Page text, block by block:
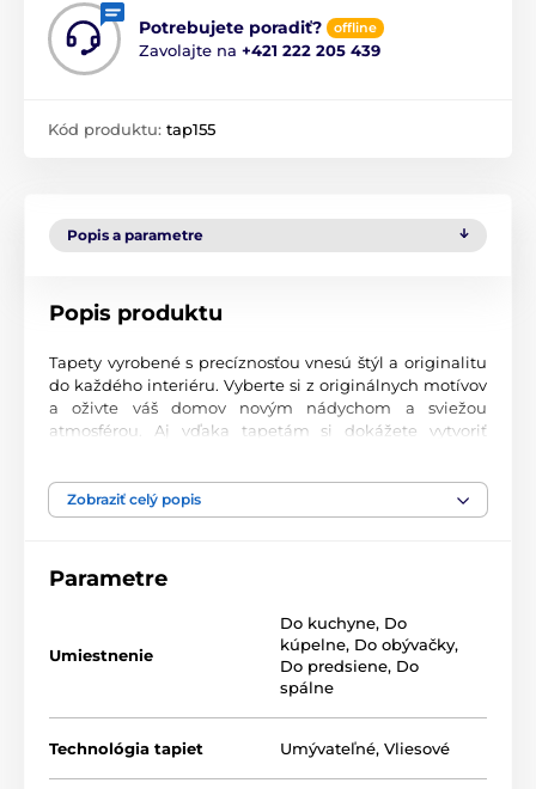
Potrebujete poradiť? offline
Zavolajte na +421 222 205 439
Kód produktu: tap155
Popis a parametre
Popis produktu
Tapety vyrobené s precíznosťou vnesú štýl a originalitu
do každého interiéru. Vyberte si z originálnych motívov
a oživte váš domov novým nádychom a sviežou
atmosférou. Aj vďaka tapetám si dokážete vytvoriť
Najvyššia kvalita tlače
miestnosti. Tlačia sa na kvalitný vlies s jemným
technológii sa vyznačujú výbornou odolnosťou a
farebnou stálosťou.
výška)
Zobraziť celý popis
Parametre
Umiestnenie
Do kuchyne, Do
kúpelne, Do obývačky,
Do predsiene, Do
spálne
Technológia tapiet Umývateľné, Vliesové